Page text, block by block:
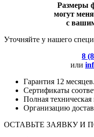
Размеры
могут
с
Уточняйте у нашего
8
или
Гарантия 12 месяцев.
Сертификаты
Полная
Организацию
ОСТАВЬТЕ ЗАЯВКУ И